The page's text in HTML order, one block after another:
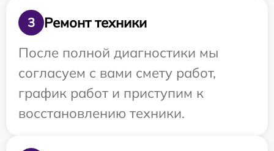
3
Ремонт техники
После полной диагностики мы
согласуем с вами смету работ,
график работ и приступим к
восстановлению техники.